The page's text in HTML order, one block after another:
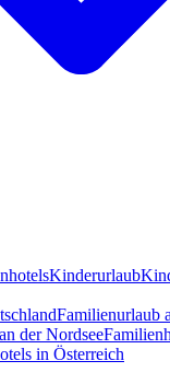
Kinderurlaub
Familienurlaub
der Nordsee
in Österreich